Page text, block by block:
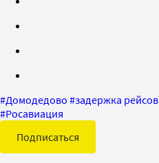
#Домодедово #задержка рейсов
#Росавиация
Подписаться